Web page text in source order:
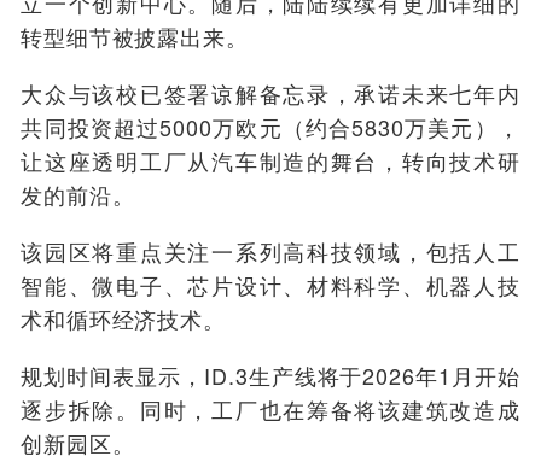
转型细节被披露出来。
大众与该校已签署谅解备忘录，承诺未来七年内
共同投资超过5000万欧元（约合5830万美元），
让这座透明工厂从汽车制造的舞台，转向技术研
发的前沿。
该园区将重点关注一系列高科技领域，包括人工
智能、微电子、芯片设计、材料科学、机器人技
术和循环经济技术。
规划时间表显示，ID.3生产线将于2026年1月开始
逐步拆除。同时，工厂也在筹备将该建筑改造成
创新园区。